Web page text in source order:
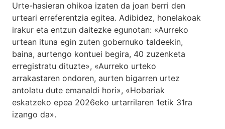
Urte-hasieran ohikoa izaten da joan berri den
urteari erreferentzia egitea. Adibidez, honelakoak
irakur eta entzun daitezke egunotan: «Aurreko
urtean ituna egin zuten gobernuko taldeekin,
baina, aurtengo kontuei begira, 40 zuzenketa
erregistratu dituzte», «Aurreko urteko
arrakastaren ondoren, aurten bigarren urtez
antolatu dute emanaldi hori», «Hobariak
eskatzeko epea 2026eko urtarrilaren 1etik 31ra
izango da».